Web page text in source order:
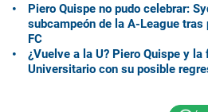
Piero Quispe no pudo celebrar:
subcampeón de la A-League
FC
¿Vuelve a la U? Piero Quispe y
Universitario con su posible